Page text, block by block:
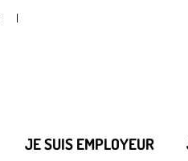
JE SUIS EMPLOYEUR